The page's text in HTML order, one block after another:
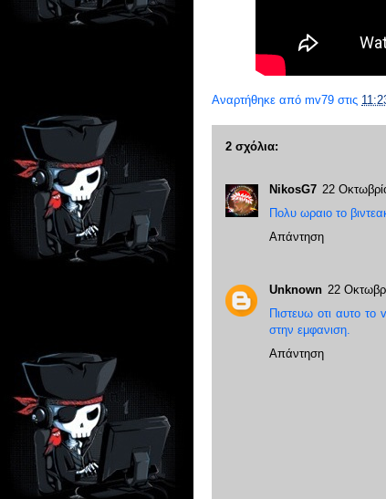
Αναρτήθηκε από mv79 στις
2 σχόλια:
NikosG7 22
Πολυ ωραιο το
Απάντηση
Unknown 22
Πιστευω οτι αυτο το
στην εμφανιση.
Απάντηση